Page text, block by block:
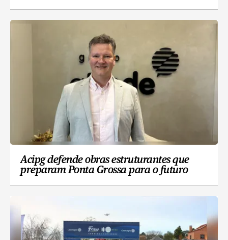
Acipg defende obras estruturantes que
preparam Ponta Grossa para o futuro